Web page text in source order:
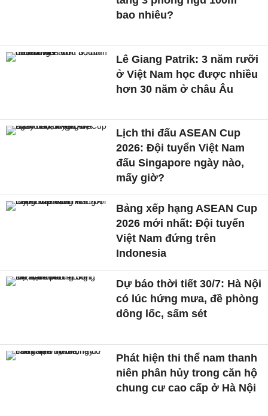
bao nhiêu?
Lê Giang Patrik: 3 năm rưỡi
ở Việt Nam học được nhiều
hơn 30 năm ở châu Âu
Lịch thi đấu ASEAN Cup
2026: Đội tuyển Việt Nam
đấu Singapore ngày nào,
mấy giờ?
Bảng xếp hạng ASEAN Cup
2026 mới nhất: Đội tuyển
Việt Nam đứng trên
Indonesia
Dự báo thời tiết 30/7: Hà Nội
có lúc hứng mưa, đề phòng
dông lốc, sấm sét
Phát hiện thi thể nam thanh
niên phân hủy trong căn hộ
chung cư cao cấp ở Hà Nội